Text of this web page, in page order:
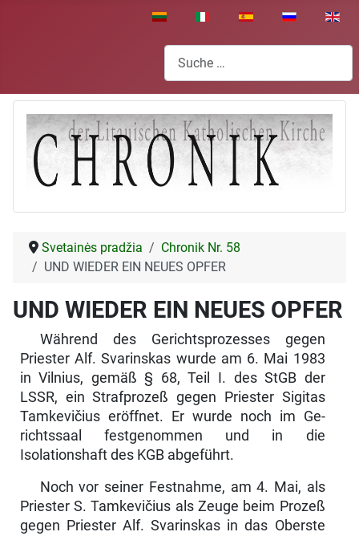
Sprache auswählen
Suchen
Svetainės pradžia
Chronik Nr. 58
UND WIEDER EIN NEUES OPFER
UND WIEDER EIN NEUES OPFER
Während des Gerichtsprozesses gegen
Priester Alf. Svarinskas wurde am 6. Mai 1983
in Vilnius, gemäß § 68, Teil I. des StGB der
LSSR, ein Straf­prozeß gegen Priester Sigitas
Tamkevičius eröffnet. Er wurde noch im Ge­
richtssaal festgenommen und in die
Isolationshaft des KGB abgeführt.
Noch vor seiner Festnahme, am 4. Mai, als
Priester S. Tamkevičius als Zeuge beim Prozeß
gegen Priester Alf. Svarinskas in das Oberste